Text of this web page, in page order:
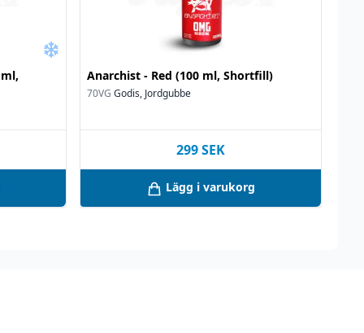
Anarchist - Red (100 ml, Shortfill)
70VG Godis, Jordgubbe
299SEK
Lägg i varukorg